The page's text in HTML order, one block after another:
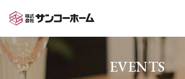
EVENTS